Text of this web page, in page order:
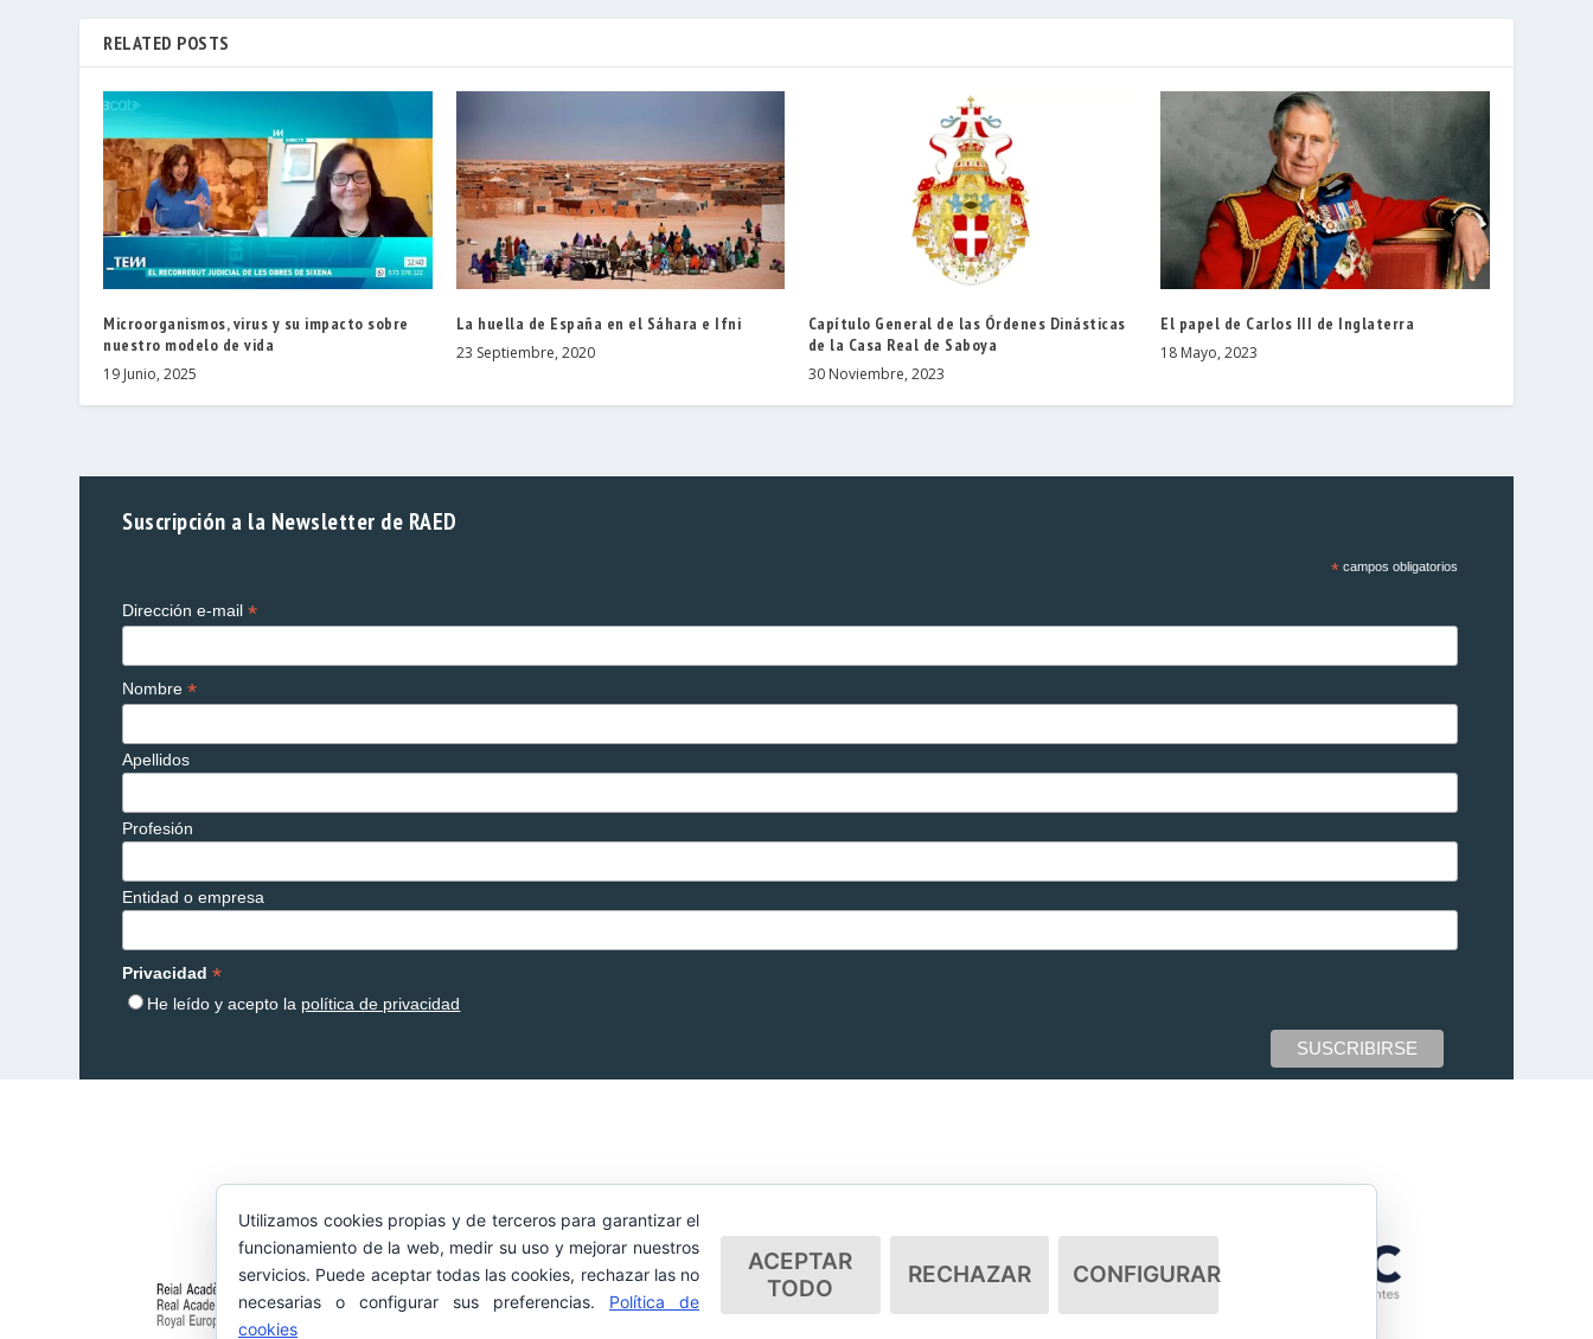
RELATED POSTS
Microorganismos, virus y su impacto sobre
nuestro modelo de vida
19 Junio, 2025
La huella de España en el Sáhara e Ifni
23 Septiembre, 2020
Capítulo General de las Órdenes Dinásticas
de la Casa Real de Saboya
30 Noviembre, 2023
El papel de Carlos III de Inglaterra
18 Mayo, 2023
Suscripción a la Newsletter de RAED
*campos obligatorios
Dirección e-mail*
Nombre*
Apellidos
Profesión
Entidad o empresa
Privacidad*
He leído y acepto la política de privacidad
Utilizamos cookies propias y de terceros para garantizar el
funcionamiento de la web, medir su uso y mejorar nuestros
servicios. Puede aceptar todas las cookies, rechazar las no
necesarias o configurar sus preferencias. Política de
cookies
ACEPTAR
TODO
RECHAZAR CONFIGURAR